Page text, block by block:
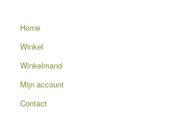
Home
Winkel
Winkelmand
Mijn account
Contact